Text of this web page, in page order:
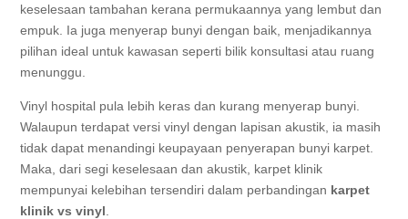
keselesaan tambahan kerana permukaannya yang lembut dan
empuk. Ia juga menyerap bunyi dengan baik, menjadikannya
pilihan ideal untuk kawasan seperti bilik konsultasi atau ruang
menunggu.
Vinyl hospital pula lebih keras dan kurang menyerap bunyi.
Walaupun terdapat versi vinyl dengan lapisan akustik, ia masih
tidak dapat menandingi keupayaan penyerapan bunyi karpet.
Maka, dari segi keselesaan dan akustik, karpet klinik
mempunyai kelebihan tersendiri dalam perbandingan karpet
klinik vs vinyl